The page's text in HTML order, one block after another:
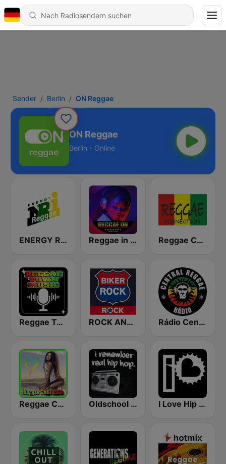
Sender Berlin ON Reggae
ON Reggae
Berlin - Online
ENERGY Reggae Reggae in the Mix Reggae Connection
Reggae Town Music ROCK ANTENNE Biker Rock Rádio Central Reggae
Reggae Chill Café Oldschool Hiphop I Love Hip Hop